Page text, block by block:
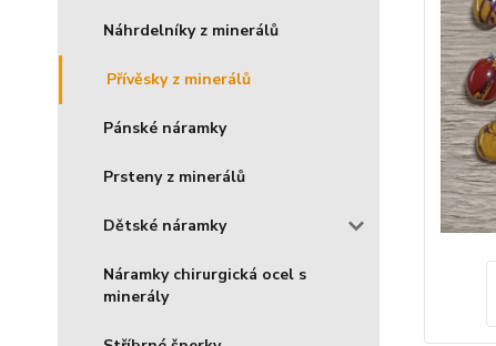
Náhrdelníky z minerálů
Přívěsky z minerálů
Pánské náramky
Prsteny z minerálů
Dětské náramky
Náramky chirurgická ocel s
minerály